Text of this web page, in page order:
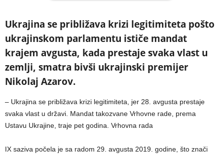
Ukrajina se približava krizi legitimiteta pošto
ukrajinskom parlamentu ističe mandat
krajem avgusta, kada prestaje svaka vlast u
zemlji, smatra bivši ukrajinski premijer
Nikolaj Azarov.
– Ukrajina se približava krizi legitimiteta, jer 28. avgusta prestaje
svaka vlast u državi. Mandat takozvane Vrhovne rade, prema
Ustavu Ukrajine, traje pet godina. Vrhovna rada
IX saziva počela je sa radom 29. avgusta 2019. godine, što znači